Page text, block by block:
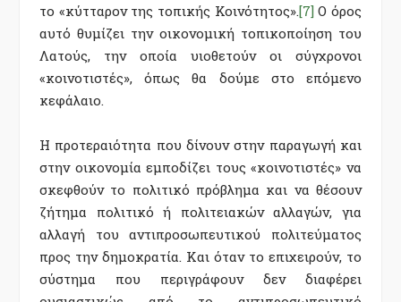
το «κύτταρον της τοπικής Κοινότητος».[7]Ο όρος
αυτό θυμίζει την οικονομική τοπικοποίηση του
Λατούς, την οποία υιοθετούν οι σύγχρονοι
«κοινοτιστές», όπως θα δούμε στο επόμενο
κεφάλαιο.
Η προτεραιότητα που δίνουν στην παραγωγή και
στην οικονομία εμποδίζει τους «κοινοτιστές» να
σκεφθούν το πολιτικό πρόβλημα και να θέσουν
ζήτημα πολιτικό ή πολιτειακών αλλαγών, για
αλλαγή του αντιπροσωπευτικού πολιτεύματος
προς την δημοκρατία. Και όταν το επιχειρούν, το
σύστημα που περιγράφουν δεν διαφέρει